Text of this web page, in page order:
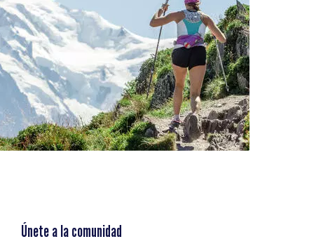
Únete a la comunidad